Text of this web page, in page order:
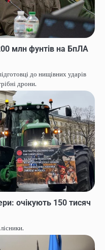
млн фунтів на БпЛА
до нищівних ударів
дрони.
очікують 150 тисяч